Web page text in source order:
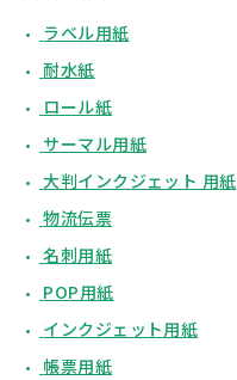
ラベル用紙
耐水紙
ロール紙
サーマル用紙
大判インクジェット 用紙
物流伝票
名刺用紙
POP用紙
インクジェット用紙
帳票用紙